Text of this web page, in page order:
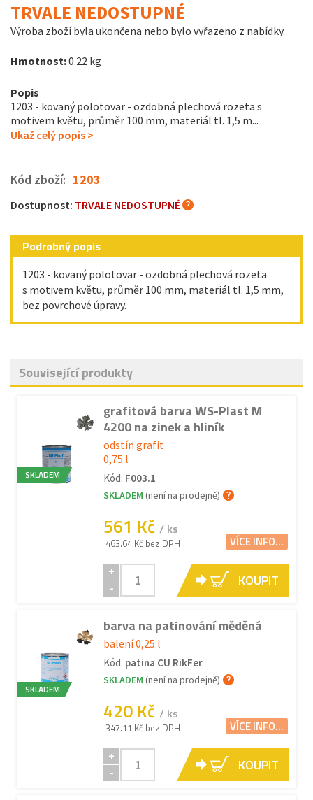
TRVALE NEDOSTUPNÉ
Výroba zboží byla ukončena nebo bylo vyřazeno z nabídky.
Hmotnost:0.22 kg
Popis
1203 - kovaný polotovar - ozdobná plechová rozeta s
motivem květu, průměr 100 mm, materiál tl. 1,5 m...
Ukaž celý popis >
Kód zboží: 1203
Dostupnost: TRVALE NEDOSTUPNÉ
Podrobný popis
1203 - kovaný polotovar - ozdobná plechová rozeta
s motivem květu, průměr 100 mm, materiál tl. 1,5 mm,
bez povrchové úpravy.
Související produkty
SKLADEM
grafitová barva WS-Plast M
4200 na zinek a hliník
odstín grafit
0,75 l
Kód: F003.1
SKLADEM (není na prodejně)
561 Kč / ks
463.64 Kč bez DPH VÍCE INFO...
+
-
KOUPIT
SKLADEM
barva na patinování měděná
balení 0,25 l
Kód: patina CU RikFer
SKLADEM (není na prodejně)
420 Kč / ks
347.11 Kč bez DPH VÍCE INFO...
+
-
KOUPIT